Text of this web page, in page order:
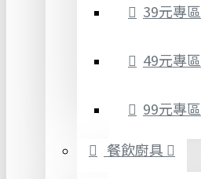
39元專區
49元專區
99元專區
餐飲廚具